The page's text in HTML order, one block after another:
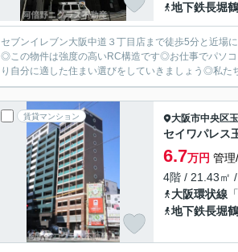
地下鉄長堀
セブンイレブン大阪中道３丁目店まで徒歩5分と近場
◎この物件は強度の高いRC構造です◎お仕事でパソ
り自分に適した住まい選びをしていきましょう◎私た
賃貸マンション 大阪市中央区
セイワパレス
6.7万円 管理
4階 / 21.43㎡
大阪環状線 「
地下鉄長堀